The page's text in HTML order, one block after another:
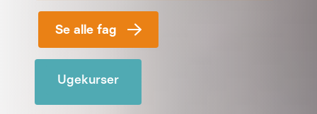
Se alle fag
Ugekurser